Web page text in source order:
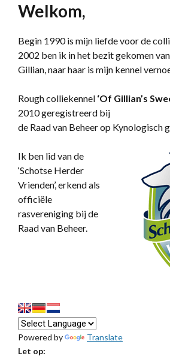
Welkom,
Begin 1990 is mijn liefde voor de
2002 ben ik in het bezit gekomen
Gillian, naar haar is mijn kennel
Rough colliekennel ‘Of Gillian’s
2010 geregistreerd bij
de Raad van Beheer op Kynologisch
Ik ben lid van de
‘Schotse Herder
Vrienden’, erkend als
officiële
rasvereniging bij de
Raad van Beheer.
Powered by
Translate
Let op: